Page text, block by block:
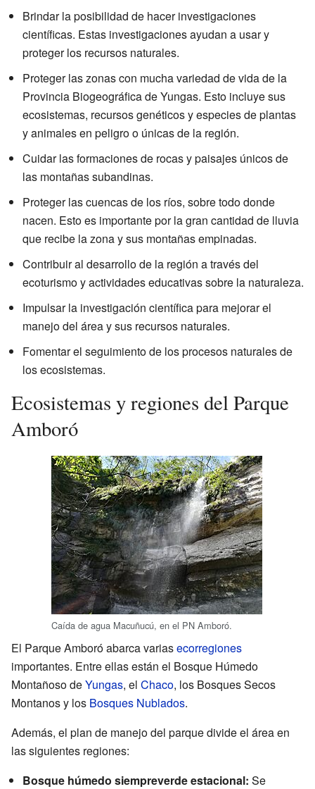
Brindar la posibilidad de hacer investigaciones
científicas. Estas investigaciones ayudan a usar y
proteger los recursos naturales.
Proteger las zonas con mucha variedad de vida de la
Provincia Biogeográfica de Yungas. Esto incluye sus
ecosistemas, recursos genéticos y especies de plantas
y animales en peligro o únicas de la región.
Cuidar las formaciones de rocas y paisajes únicos de
las montañas subandinas.
Proteger las cuencas de los ríos, sobre todo donde
nacen. Esto es importante por la gran cantidad de lluvia
que recibe la zona y sus montañas empinadas.
Contribuir al desarrollo de la región a través del
ecoturismo y actividades educativas sobre la naturaleza.
Impulsar la investigación científica para mejorar el
manejo del área y sus recursos naturales.
Fomentar el seguimiento de los procesos naturales de
los ecosistemas.
Ecosistemas y regiones del Parque
Amboró
Caída de agua Macuñucú, en el PN Amboró.
El Parque Amboró abarca variasecorregiones
importantes. Entre ellas están el Bosque Húmedo
Montañoso deYungas, el Chaco, los Bosques Secos
Montanos y los Bosques Nublados.
Además, el plan de manejo del parque divide el área en
las siguientes regiones:
Bosque húmedo siempreverde estacional: Se